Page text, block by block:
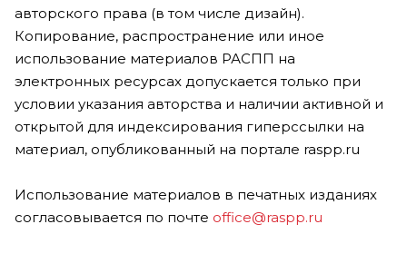
авторского права (в том числе дизайн).
Копирование, распространение или иное
использование материалов РАСПП на
электронных ресурсах допускается только при
условии указания авторства и наличии активной и
открытой для индексирования гиперссылки на
материал, опубликованный на портале raspp.ru
Использование материалов в печатных изданиях
согласовывается по почте office@raspp.ru